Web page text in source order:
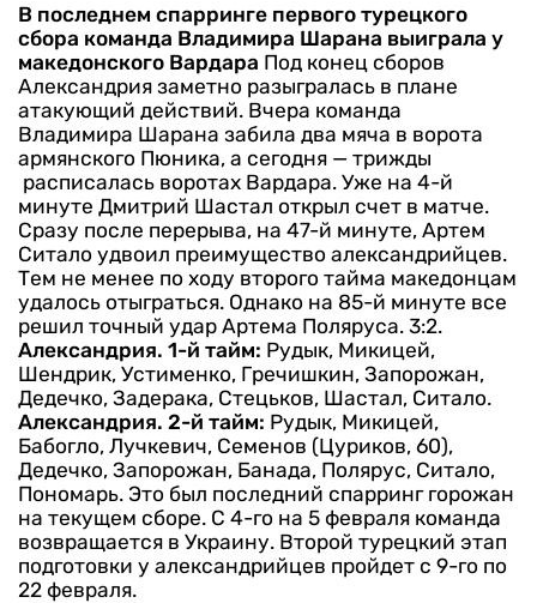
В последнем спарринге первого турецкого
сбора команда Владимира Шарана выиграла у
македонского Вардара Под конец сборов
Александрия заметно разыгралась в плане
атакующий действий. Вчера команда
Владимира Шарана забила два мяча в ворота
армянского Пюника, а сегодня — трижды
расписалась воротах Вардара. Уже на 4-й
минуте Дмитрий Шастал открыл счет в матче.
Сразу после перерыва, на 47-й минуте, Артем
Ситало удвоил преимущество александрийцев.
Тем не менее по ходу второго тайма македонцам
удалось отыграться. Однако на 85-й минуте все
решил точный удар Артема Поляруса. 3:2.
Александрия. 1-й тайм: Рудык, Микицей,
Шендрик, Устименко, Гречишкин, Запорожан,
Дедечко, Задерака, Стецьков, Шастал, Ситало.
Александрия. 2-й тайм: Рудык, Микицей,
Бабогло, Лучкевич, Семенов (Цуриков, 60),
Дедечко, Запорожан, Банада, Полярус, Ситало,
Пономарь. Это был последний спарринг горожан
на текущем сборе. С 4-го на 5 февраля команда
возвращается в Украину. Второй турецкий этап
подготовки у александрийцев пройдет с 9-го по
22 февраля.